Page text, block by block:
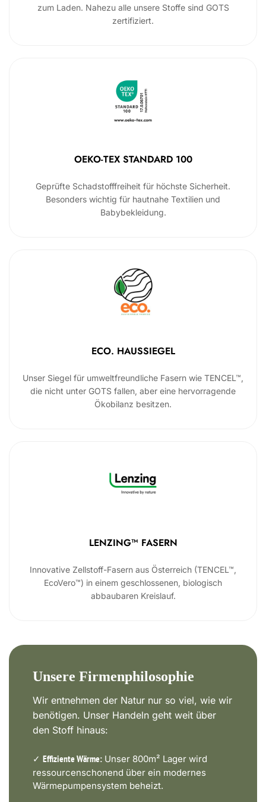
zum Laden. Nahezu alle unsere Stoffe sind GOTS
zertifiziert.
OEKO-TEX STANDARD 100
Geprüfte Schadstofffreiheit für höchste Sicherheit.
Besonders wichtig für hautnahe Textilien und
Babybekleidung.
ECO. HAUSSIEGEL
Unser Siegel für umweltfreundliche Fasern wie TENCEL™,
die nicht unter GOTS fallen, aber eine hervorragende
Ökobilanz besitzen.
LENZING™ FASERN
Innovative Zellstoff-Fasern aus Österreich (TENCEL™,
EcoVero™) in einem geschlossenen, biologisch
abbaubaren Kreislauf.
Unsere Firmenphilosophie
Wir entnehmen der Natur nur so viel, wie wir
benötigen. Unser Handeln geht weit über
den Stoff hinaus:
✓ Effiziente Wärme: Unser 800m² Lager wird
ressourcenschonend über ein modernes
Wärmepumpensystem beheizt.